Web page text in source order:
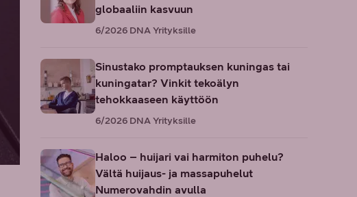
globaaliin kasvuun
6/2026 DNA Yrityksille
Sinustako promptauksen kuningas tai
kuningatar? Vinkit tekoälyn
tehokkaaseen käyttöön
6/2026 DNA Yrityksille
Haloo – huijari vai harmiton puhelu?
Vältä huijaus- ja massapuhelut
Numerovahdin avulla